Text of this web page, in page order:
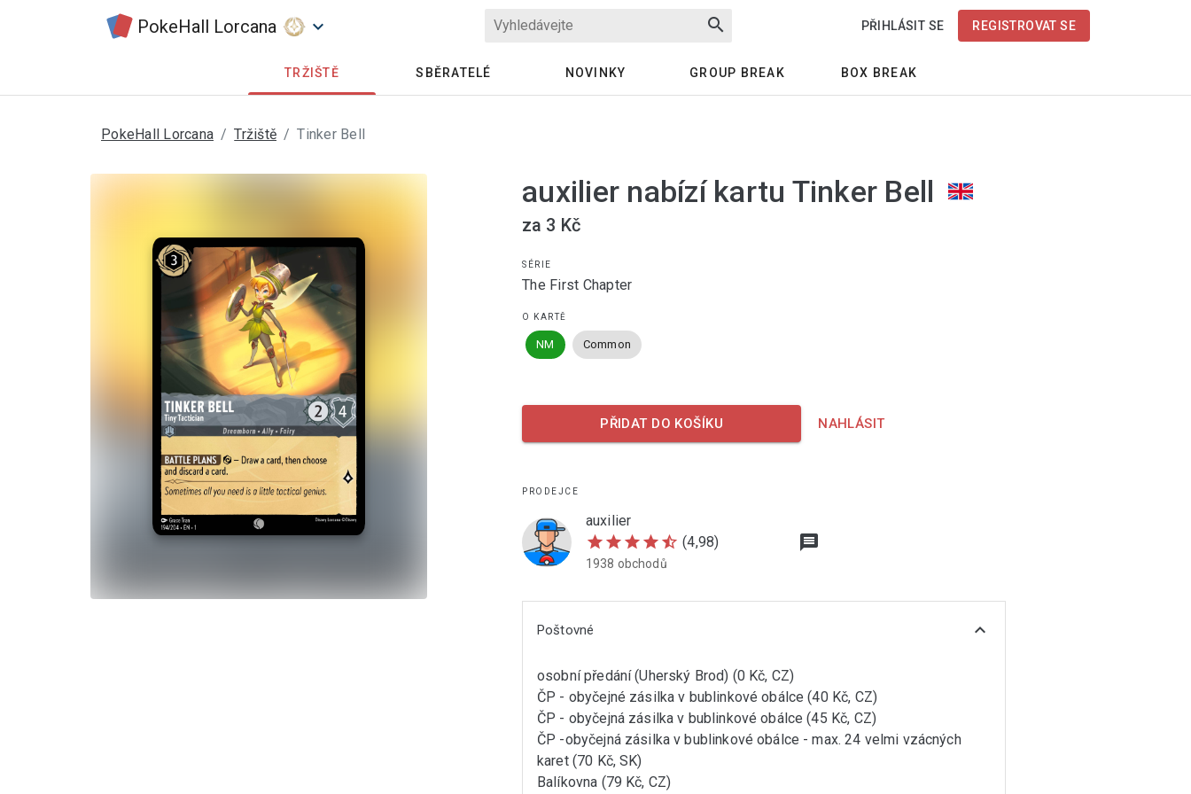
PokeHall Lorcana keyboard_arrow_down search PŘIHLÁSIT SE REGISTROVAT SE
TRŽIŠTĚ SBĚRATELÉ NOVINKY GROUP BREAK BOX BREAK
PokeHall Lorcana Tržiště Tinker Bell
auxilier nabízí kartu Tinker Bell
za 3 Kč
SÉRIE
The First Chapter
O KARTĚ
NM Common
PŘIDAT DO KOŠÍKU NAHLÁSIT
PRODEJCE
auxilier
starstarstarstarstar_half (4,98)
1938 obchodů
message
Poštovné expand_more
osobní předání (Uherský Brod) (0 Kč, CZ)
ČP - obyčejné zásilka v bublinkové obálce (40 Kč, CZ)
ČP - obyčejná zásilka v bublinkové obálce (45 Kč, CZ)
ČP -obyčejná zásilka v bublinkové obálce - max. 24 velmi vzácných
karet (70 Kč, SK)
Balíkovna (79 Kč, CZ)